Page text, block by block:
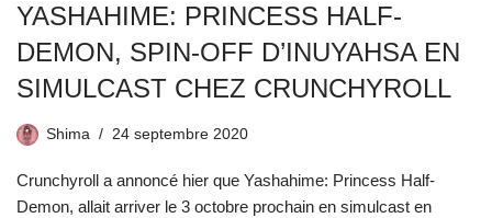
YASHAHIME: PRINCESS HALF-
DEMON, SPIN-OFF D’INUYAHSA EN
SIMULCAST CHEZ CRUNCHYROLL
Shima 24 septembre 2020
Crunchyroll a annoncé hier que Yashahime: Princess Half-
Demon, allait arriver le 3 octobre prochain en simulcast en